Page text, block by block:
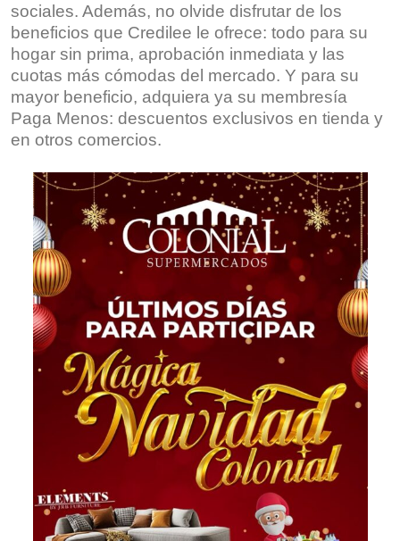
sociales. Además, no olvide disfrutar de los
beneficios que Credilee le ofrece: todo para su
hogar sin prima, aprobación inmediata y las
cuotas más cómodas del mercado. Y para su
mayor beneficio, adquiera ya su membresía
Paga Menos: descuentos exclusivos en tienda y
en otros comercios.